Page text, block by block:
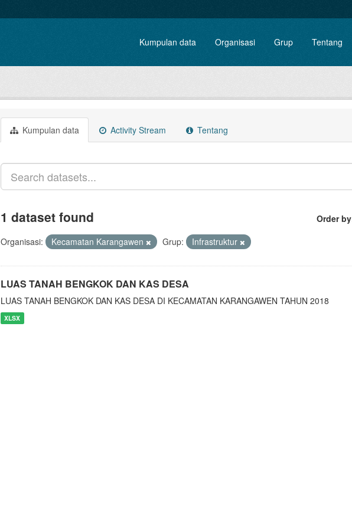
Kumpulan data Organisasi Grup Tentang
Kumpulan data Activity Stream Tentang
Order by
1 dataset found
Organisasi: Kecamatan Karangawen Grup: Infrastruktur
LUAS TANAH BENGKOK DAN KAS DESA
LUAS TANAH BENGKOK DAN KAS DESA DI KECAMATAN KARANGAWEN TAHUN 2018
XLSX